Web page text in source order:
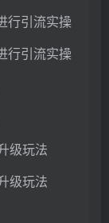
行引流实操
行引流实操
级玩法
级玩法